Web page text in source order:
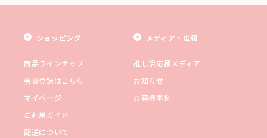
ショッピング
商品ラインナップ
会員登録はこちら
マイページ
ご利用ガイド
配送について
メディア・広報
推し活応援メディア
お知らせ
お客様事例